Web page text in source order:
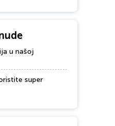
u našoj
super